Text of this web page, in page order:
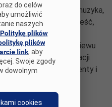
nauczyli się, że muzyka,
spokój, relaks, opowieść,
się prawidłowej
nastrojów, śpiewu
ruchu, improwizacji
własne instrumenty i
do celów
umożliwić
naszych
Politykę plików
plików
link, aby
Swoje zgody
dowolnym
cookies